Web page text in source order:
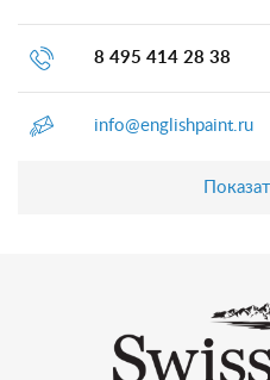
8 495 414 28 38
info@englishpaint.ru